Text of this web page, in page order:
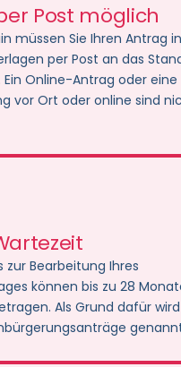
müsseninkl.
in Deutschland vereidigten
werden. Ihren Antrag
Sie im Original, alle weiteren
in Kopie per Post an
am Main schicken. Die
Main
Main
Post möglich
müssen Sie Ihren Antrag
per Post an das
Online-Antrag oder eine
vor Ort oder online sind
zur Bearbeitung Ihres
können bis zu 28
Als Grund dafür